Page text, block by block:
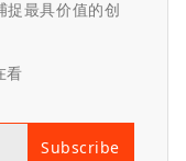
最具价值的创
看
Subscribe